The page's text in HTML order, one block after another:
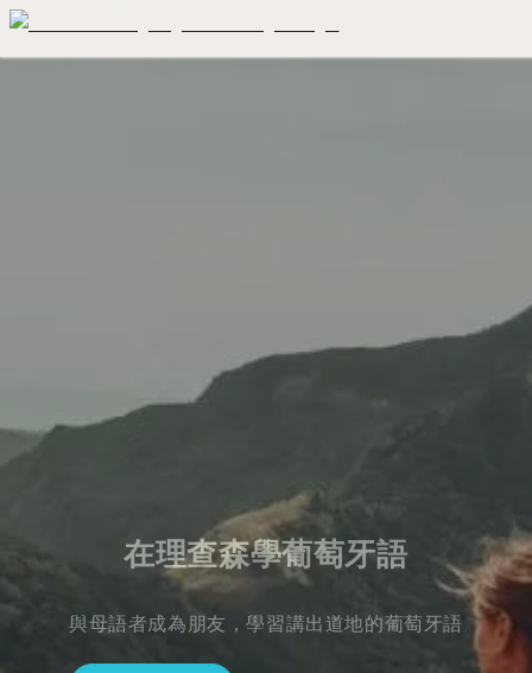
在理查森學葡萄牙語
與母語者成為朋友，學習講出道地的葡萄牙語